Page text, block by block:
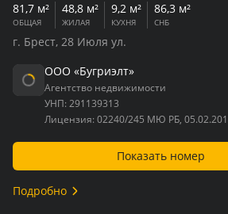
81,7 м²
ОБЩАЯ
48,8 м²
ЖИЛАЯ
9,2 м²
КУХНЯ
86,3 м²
СНБ
г. Брест, 28 Июля ул.
ООО «Бугриэлт»
Агентство недвижимости
УНП: 291139313
Лицензия: 02240/245 МЮ РБ,
Показать номер
Подробно